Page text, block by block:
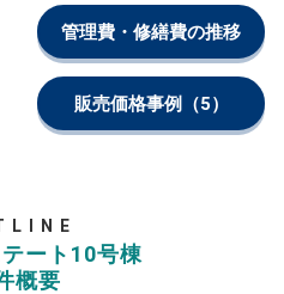
管理費・修繕費の推移
販売価格事例 （5）
ート10号棟
概要